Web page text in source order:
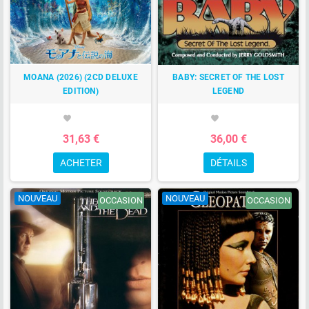
MOANA (2026) (2CD DELUXE
EDITION)
favorite
31,63 €
ACHETER
BABY: SECRET OF THE LOST
LEGEND
favorite
36,00 €
DÉTAILS
NOUVEAU OCCASION NOUVEAU OCCASION